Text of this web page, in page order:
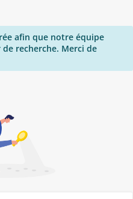
afin que notre équipe
recherche. Merci de